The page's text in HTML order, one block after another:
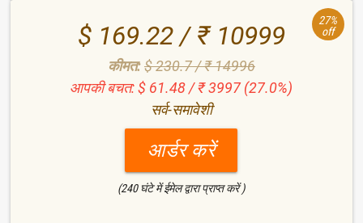
27%
off
$ 169.22 / ₹ 10999
कीमत:$ 230.7 / ₹ 14996
आपकी बचत: $ 61.48 / ₹ 3997 (27.0%)
सर्व-समावेशी
आर्डर करें
(240 घंटे में ईमेल द्वारा प्राप्त करें )